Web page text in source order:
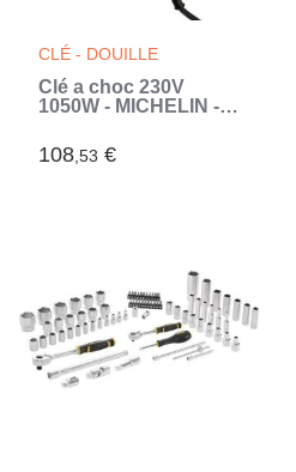
CLÉ - DOUILLE
Clé a choc 230V
1050W - MICHELIN -
déboulonneuse -
2200 t/min - Couple :
108,53 €